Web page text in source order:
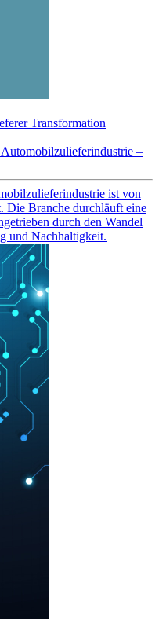
Transformation
–
ist von
Die Branche durchläuft eine
durch den Wandel
und Nachhaltigkeit.